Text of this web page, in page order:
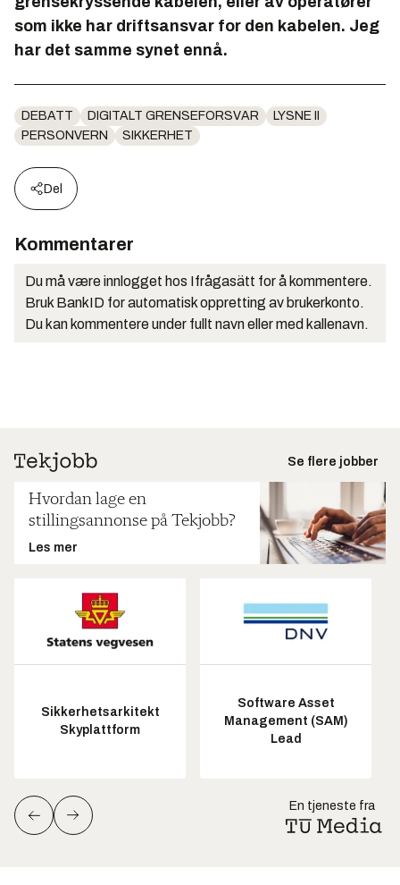
som ikke har driftsansvar for den kabelen. Jeg
har det samme synet ennå.
DEBATT DIGITALT GRENSEFORSVAR
LYSNE II
PERSONVERN
SIKKERHET
Del
Kommentarer
Du må være innlogget hos Ifrågasätt for å kommentere.
Bruk BankID for automatisk oppretting av brukerkonto.
Du kan kommentere under fullt navn eller med kallenavn.
Se flere jobber
Hvordan lage en
stillingsannonse på Tekjobb?
Les mer
Sikkerhetsarkitekt
Skyplattform
Software Asset
Management (SAM)
Lead
En tjeneste fra